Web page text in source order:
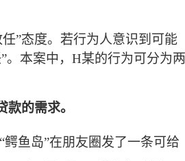
任”态度。若行为人意识到可能
本案中， H某的行为可分为两
款的需求。
“鳄鱼岛”在朋友圈发了一条可给